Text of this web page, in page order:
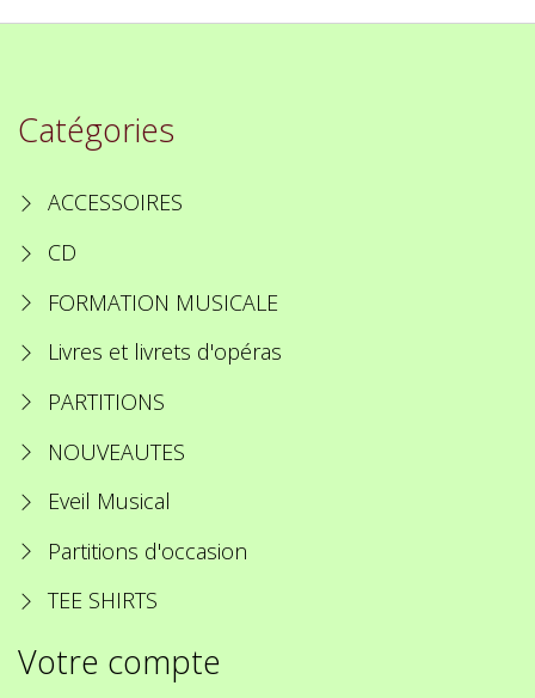
Catégories
ACCESSOIRES
CD
FORMATION MUSICALE
Livres et livrets d'opéras
PARTITIONS
NOUVEAUTES
Eveil Musical
Partitions d'occasion
TEE SHIRTS
Votre compte